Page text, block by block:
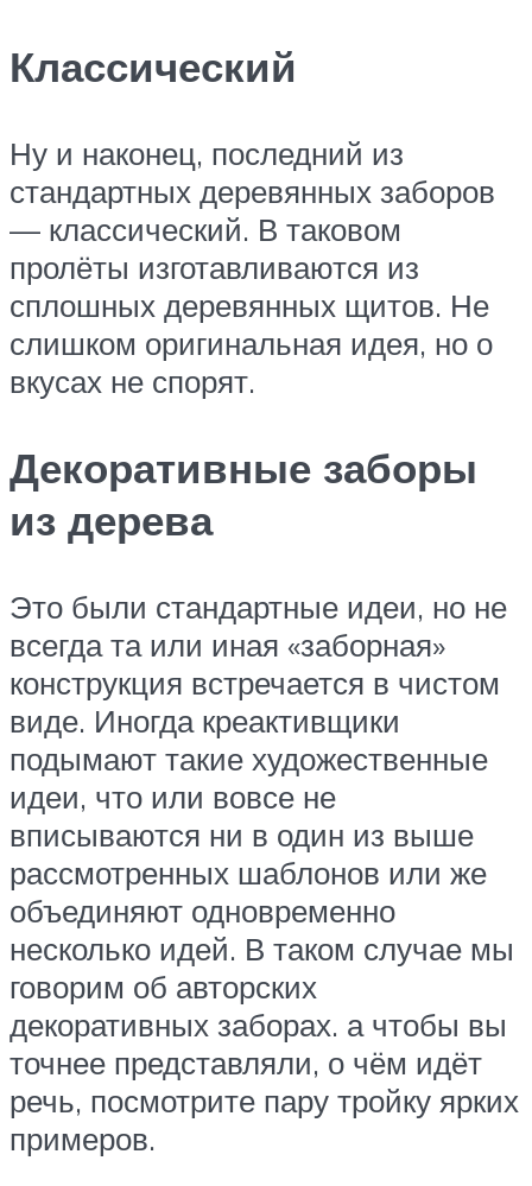
Классический
Ну и наконец, последний из
стандартных деревянных заборов
— классический. В таковом
пролёты изготавливаются из
сплошных деревянных щитов. Не
слишком оригинальная идея, но о
вкусах не спорят.
Декоративные заборы
из дерева
Это были стандартные идеи, но не
всегда та или иная «заборная»
конструкция встречается в чистом
виде. Иногда креактивщики
подымают такие художественные
идеи, что или вовсе не
вписываются ни в один из выше
рассмотренных шаблонов или же
объединяют одновременно
несколько идей. В таком случае мы
говорим об авторских
декоративных заборах. а чтобы вы
точнее представляли, о чём идёт
речь, посмотрите пару тройку ярких
примеров.